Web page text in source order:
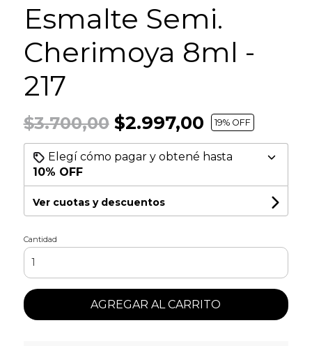
Esmalte Semi.
Cherimoya 8ml -
217
$3.700,00$2.997,00 19% OFF
Elegí cómo pagar y obtené hasta
10% OFF
Ver cuotas y descuentos
Cantidad
AGREGAR AL CARRITO